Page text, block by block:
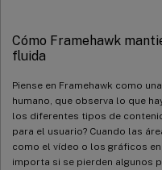
Cómo Framehawk
fluida
Piense en Framehawk como
humano, que observa lo que
los diferentes tipos de
para el usuario? Cuando las
como el vídeo o los gráficos
importa si se pierden algunos